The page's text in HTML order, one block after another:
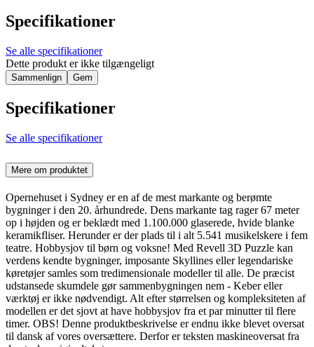
Specifikationer
Se alle specifikationer
Dette produkt er ikke tilgængeligt
Sammenlign Gem
Specifikationer
Se alle specifikationer
Mere om produktet
Opernehuset i Sydney er en af de mest markante og berømte
bygninger i den 20. århundrede. Dens markante tag rager 67 meter
op i højden og er beklædt med 1.100.000 glaserede, hvide blanke
keramikfliser. Herunder er der plads til i alt 5.541 musikelskere i fem
teatre. Hobbysjov til børn og voksne! Med Revell 3D Puzzle kan
verdens kendte bygninger, imposante Skyllines eller legendariske
køretøjer samles som tredimensionale modeller til alle. De præcist
udstansede skumdele gør sammenbygningen nem - Keber eller
værktøj er ikke nødvendigt. Alt efter størrelsen og kompleksiteten af
modellen er det sjovt at have hobbysjov fra et par minutter til flere
timer. OBS! Denne produktbeskrivelse er endnu ikke blevet oversat
til dansk af vores oversættere. Derfor er teksten maskineoversat fra